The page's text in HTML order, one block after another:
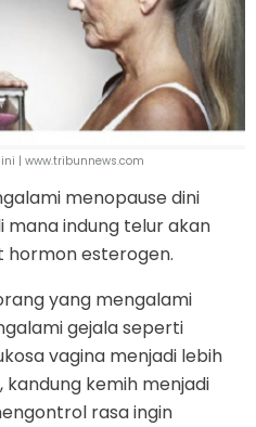
| www.tribunnews.com
menopause dini
mana indung telur akan
hormon esterogen.
yang mengalami
gejala seperti
vagina menjadi lebih
kemih menjadi
rasa ingin